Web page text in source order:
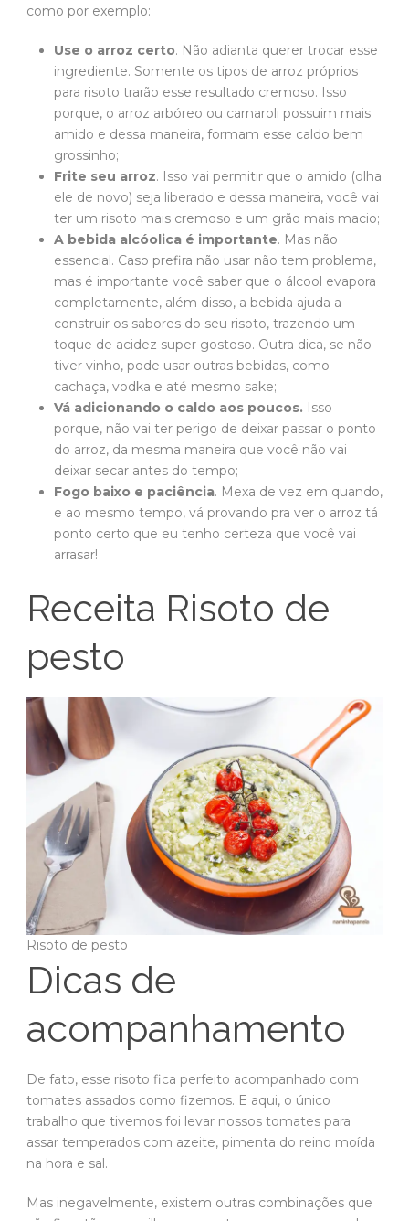
como por exemplo:
Use o arroz certo. Não adianta querer trocar esse
ingrediente. Somente os tipos de arroz próprios
para risoto trarão esse resultado cremoso. Isso
porque, o arroz arbóreo ou carnaroli possuim mais
amido e dessa maneira, formam esse caldo bem
grossinho;
Frite seu arroz. Isso vai permitir que o amido (olha
ele de novo) seja liberado e dessa maneira, você vai
ter um risoto mais cremoso e um grão mais macio;
A bebida alcóolica é importante. Mas não
essencial. Caso prefira não usar não tem problema,
mas é importante você saber que o álcool evapora
completamente, além disso, a bebida ajuda a
construir os sabores do seu risoto, trazendo um
toque de acidez super gostoso. Outra dica, se não
tiver vinho, pode usar outras bebidas, como
cachaça, vodka e até mesmo sake;
Vá adicionando o caldo aos poucos. Isso
porque, não vai ter perigo de deixar passar o ponto
do arroz, da mesma maneira que você não vai
deixar secar antes do tempo;
Fogo baixo e paciência. Mexa de vez em quando,
e ao mesmo tempo, vá provando pra ver o arroz tá
ponto certo que eu tenho certeza que você vai
arrasar!
Receita Risoto de
pesto
Risoto de pesto
Dicas de
acompanhamento
De fato, esse risoto fica perfeito acompanhado com
tomates assados como fizemos. E aqui, o único
trabalho que tivemos foi levar nossos tomates para
assar temperados com azeite, pimenta do reino moída
na hora e sal.
Mas inegavelmente, existem outras combinações que